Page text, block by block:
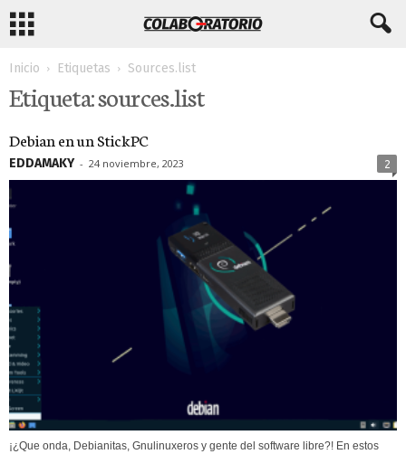
Inicio Etiquetas Sources.list
Etiqueta: sources.list
Debian en un StickPC
EDDAMAKY - 24 noviembre, 2023 2
¡¿Que onda, Debianitas, Gnulinuxeros y gente del software libre?! En estos